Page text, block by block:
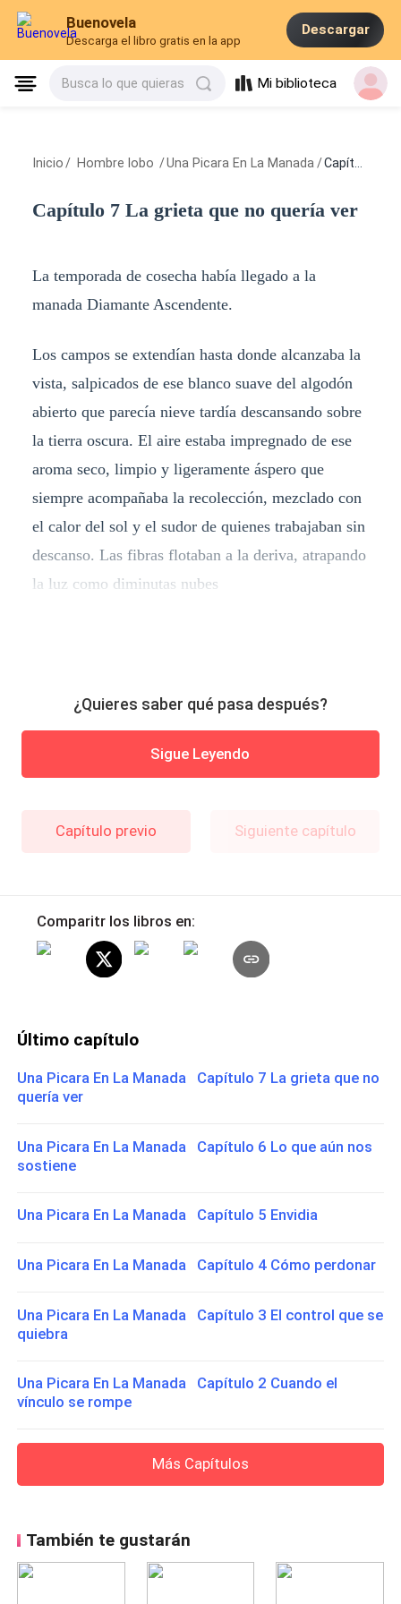
Buenovela
Descarga el libro gratis en la app
Descargar
Busca lo que quieras Mi biblioteca
Inicio / Hombre lobo /Una Picara En La Manada /Capítulo 7 La grieta que no quería ver
Capítulo 7 La grieta que no quería ver
La temporada de cosecha había llegado a la
manada Diamante Ascendente.
Los campos se extendían hasta donde alcanzaba la
vista, salpicados de ese blanco suave del algodón
abierto que parecía nieve tardía descansando sobre
la tierra oscura. El aire estaba impregnado de ese
aroma seco, limpio y ligeramente áspero que
siempre acompañaba la recolección, mezclado con
el calor del sol y el sudor de quienes trabajaban sin
descanso. Las fibras flotaban a la deriva, atrapando
la luz como diminutas nubes
¿Quieres saber qué pasa después?
Sigue Leyendo
Capítulo previo Siguiente capítulo
Comparitr los libros en:
Último capítulo
Una Picara En La Manada Capítulo 7 La grieta que no
quería ver
Una Picara En La Manada Capítulo 6 Lo que aún nos
sostiene
Una Picara En La Manada Capítulo 5 Envidia
Una Picara En La Manada Capítulo 4 Cómo perdonar
Una Picara En La Manada Capítulo 3 El control que se
quiebra
Una Picara En La Manada Capítulo 2 Cuando el
vínculo se rompe
Más Capítulos
También te gustarán